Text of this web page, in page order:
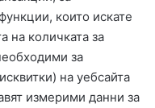
които искате
на количката за
за
на уебсайта
измерими данни за